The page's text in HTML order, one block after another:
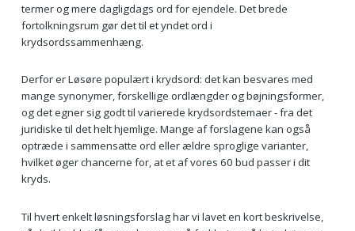
termer og mere dagligdags ord for ejendele. Det brede
fortolkningsrum gør det til et yndet ord i
krydsordssammenhæng.
Derfor er Løsøre populært i krydsord: det kan besvares med
mange synonymer, forskellige ordlængder og bøjningsformer,
og det egner sig godt til varierede krydsordstemaer - fra det
juridiske til det helt hjemlige. Mange af forslagene kan også
optræde i sammensatte ord eller ældre sproglige varianter,
hvilket øger chancerne for, at et af vores 60 bud passer i dit
kryds.
Til hvert enkelt løsningsforslag har vi lavet en kort beskrivelse,